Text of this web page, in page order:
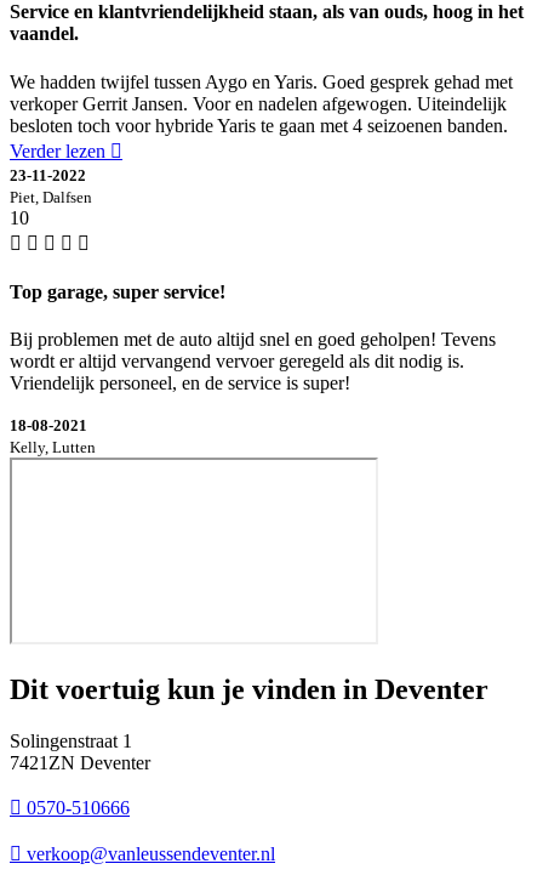
Service en klantvriendelijkheid staan, als van ouds, hoog in het
vaandel.
We hadden twijfel tussen Aygo en Yaris. Goed gesprek gehad met
verkoper Gerrit Jansen. Voor en nadelen afgewogen. Uiteindelijk
besloten toch voor hybride Yaris te gaan met 4 seizoenen banden.
Verder lezen
23-11-2022
Piet, Dalfsen
10
Top garage, super service!
Bij problemen met de auto altijd snel en goed geholpen! Tevens
wordt er altijd vervangend vervoer geregeld als dit nodig is.
Vriendelijk personeel, en de service is super!
18-08-2021
Kelly, Lutten
Dit voertuig kun je vinden in Deventer
Solingenstraat 1
7421ZN Deventer
0570-510666
verkoop@vanleussendeventer.nl